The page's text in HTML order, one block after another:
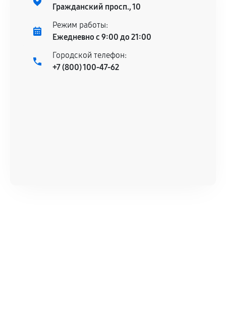
продавца. За качество сторонних деталей
Гражданский просп., 10
Режим работы:
Ежедневно с 9:00 до 21:00
Городской телефон:
+7 (800) 100-47-62